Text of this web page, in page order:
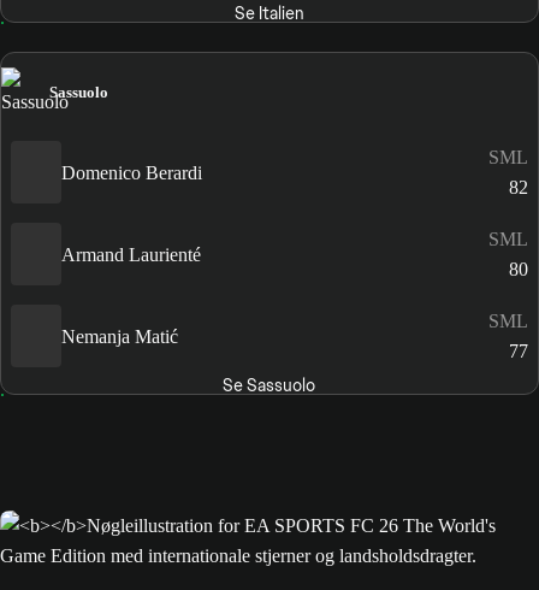
Se Italien
Sassuolo
Domenico Berardi
SML
82
Armand Laurienté
SML
80
Nemanja Matić
SML
77
Se Sassuolo